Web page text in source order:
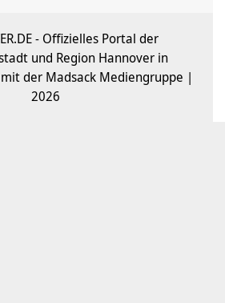
- Offizielles Portal der
und Region Hannover in
der Madsack Mediengruppe |
2026